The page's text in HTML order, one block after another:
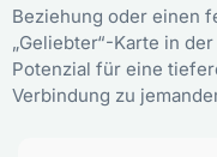
Beziehung oder einen
„Geliebter“-Karte in
Potenzial für eine
Verbindung zu